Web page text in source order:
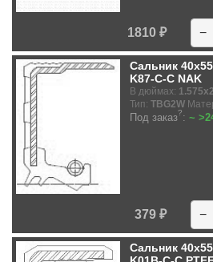
1810 ₽ −
Сальник
K87-C-C NAK
В дюймах:
Тип: TBG2W
Под заказ?: ~
379 ₽ −
Сальник